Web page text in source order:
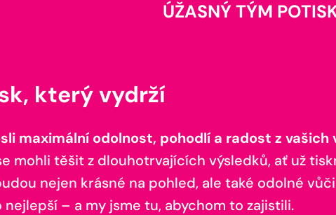
ÚŽASNÝ TÝM
který vydrží
maximální odolnost, pohodlí a radost z vašich
mohli těšit z dlouhotrvajících výsledků, ať už
nejen krásné na pohled, ale také odolné
– a my jsme tu, abychom to zajistili.